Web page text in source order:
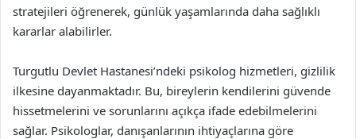
stratejileri öğrenerek, günlük yaşamlarında daha sağlıklı
kararlar alabilirler.
Turgutlu Devlet Hastanesi’ndeki psikolog hizmetleri, gizlilik
ilkesine dayanmaktadır. Bu, bireylerin kendilerini güvende
hissetmelerini ve sorunlarını açıkça ifade edebilmelerini
sağlar. Psikologlar, danışanlarının ihtiyaçlarına göre